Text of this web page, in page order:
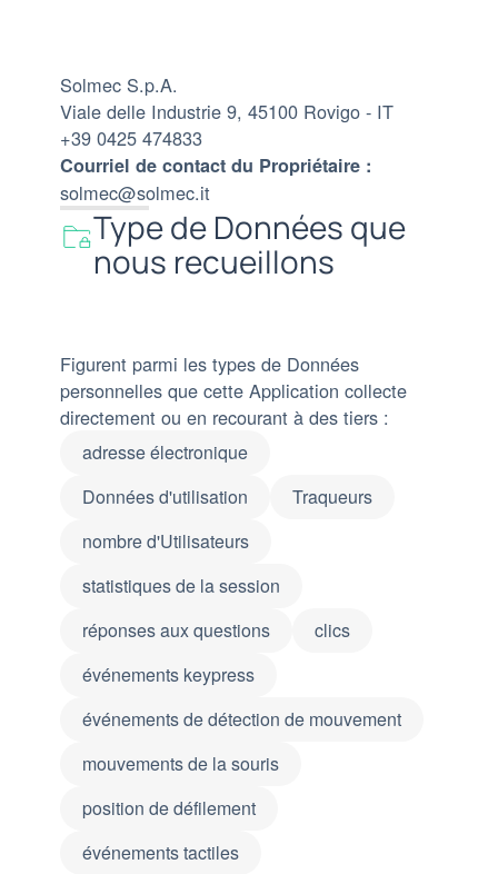
Solmec S.p.A.
Viale delle Industrie 9, 45100 Rovigo - IT
+39 0425 474833
Courriel de contact du Propriétaire :
solmec@solmec.it
Type de Données que
nous recueillons
Figurent parmi les types de Données
personnelles que cette Application collecte
directement ou en recourant à des tiers :
adresse électronique
Données d'utilisation
Traqueurs
nombre d'Utilisateurs
statistiques de la session
réponses aux questions
clics
événements keypress
événements de détection de mouvement
mouvements de la souris
position de défilement
événements tactiles